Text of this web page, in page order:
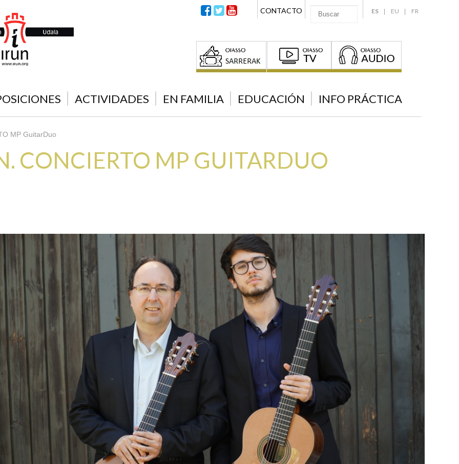
ES EU FR
CONTACTO
ACTIVIDADES EN FAMILIA EDUCACIÓN INFO PRÁCTICA
MP GuitarDuo
CONCIERTO MP GUITARDUO